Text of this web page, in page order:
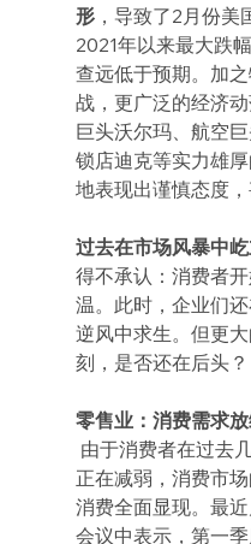
形，导致了2月份美
2021年以来最大跌
查远低于预期。加
战，更广泛的经济
巨头沃尔玛、航空
锁店迪克等实力雄
地表现出谨慎态度，
过去在市场风暴中
得不承认：消费者
温。此时，企业们
逆风中求生。但更
刻，是否还在后头？
零售业：消费需求
由于消费者在过去
正在减弱，消费市
消费全面显现。最
会议中表示，第一